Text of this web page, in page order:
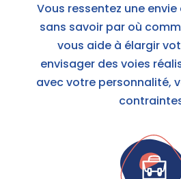
Vous ressentez une
sans savoir par où
vous aide à élargir
envisager des voies
avec votre personnalité,